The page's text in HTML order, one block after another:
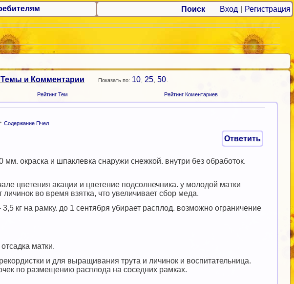
Поиск Вход Регистрация
и Комментарии Показать по: 10 25 50
Рейтинг Тем Рейтинг Коментариев
Содержание Пчел
Ответить
мм. окраска и шпаклевка снаружи снежкой. внутри без обработок.
цветения акации и цветение подсолнечника. у молодой матки
во время взятка, что увеличивает сбор меда.
кг на рамку. до 1 сентября убирает расплод. возможно ограничение
матки.
и для выращивания трута и личинок и воспитательница.
по размещению расплода на соседних рамках.